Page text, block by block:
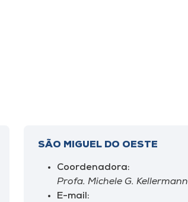
SÃO MIGUEL DO OESTE
Coordenadora:
Profa. Michele G. Kellermann
E-mail: